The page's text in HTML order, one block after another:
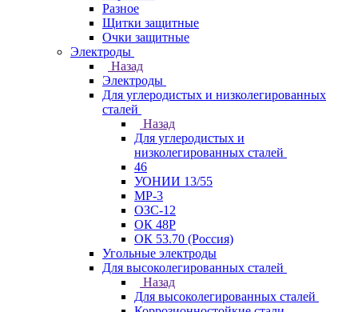
Разное
Щитки защитные
Очки защитные
Электроды
Назад
Электроды
Для углеродистых и низколегированных
сталей
Назад
Для углеродистых и
низколегированных сталей
46
УОНИИ 13/55
МР-3
ОЗС-12
ОК 48Р
ОК 53.70 (Россия)
Угольные электроды
Для высоколегированных сталей
Назад
Для высоколегированных сталей